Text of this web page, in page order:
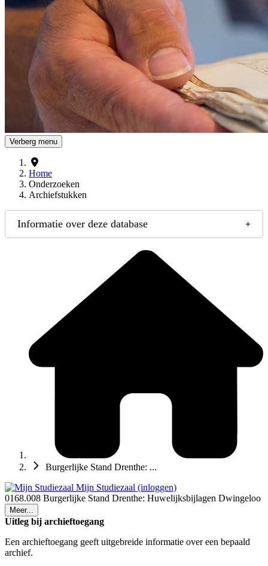
Verberg menu
Home
Onderzoeken
Archiefstukken
Informatie over deze database
Burgerlijke Stand Drenthe: ...
Mijn Studiezaal (inloggen)
0168.008 Burgerlijke Stand Drenthe: Huwelijksbijlagen Dwingeloo
Meer...
Uitleg bij archieftoegang
Een archieftoegang geeft uitgebreide informatie over een bepaald
archief.